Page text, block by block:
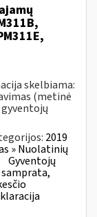
skelbiama:
(metinė
2019
» Nuolatinių
Gyventojų